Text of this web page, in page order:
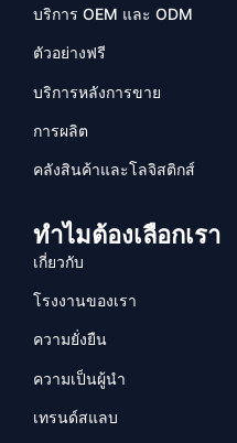
บริการ OEM และ ODM
ตัวอย่างฟรี
บริการหลังการขาย
การผลิต
คลังสินค้าและโลจิสติกส์
ทำไมต้องเลือกเรา
เกี่ยวกับ
โรงงานของเรา
ความยั่งยืน
ความเป็นผู้นำ
เทรนด์สแลบ